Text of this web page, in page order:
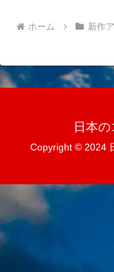
ホーム 新作
日本
Copyright © 2024